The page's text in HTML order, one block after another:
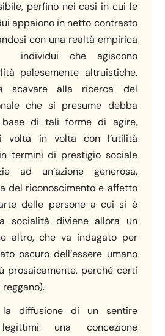
perfino nei casi in cui le
appaiono in netto contrasto
con una realtà empirica
individui che agiscono
palesemente altruistiche,
scavare alla ricerca del
che si presume debba
base di tali forme di agire,
volta in volta con l’utilità
termini di prestigio sociale
ad un’azione generosa,
del riconoscimento e affetto
delle persone a cui si è
socialità diviene allora un
altro, che va indagato per
oscuro dell’essere umano
prosaicamente, perché certi
la diffusione di un sentire
una concezione